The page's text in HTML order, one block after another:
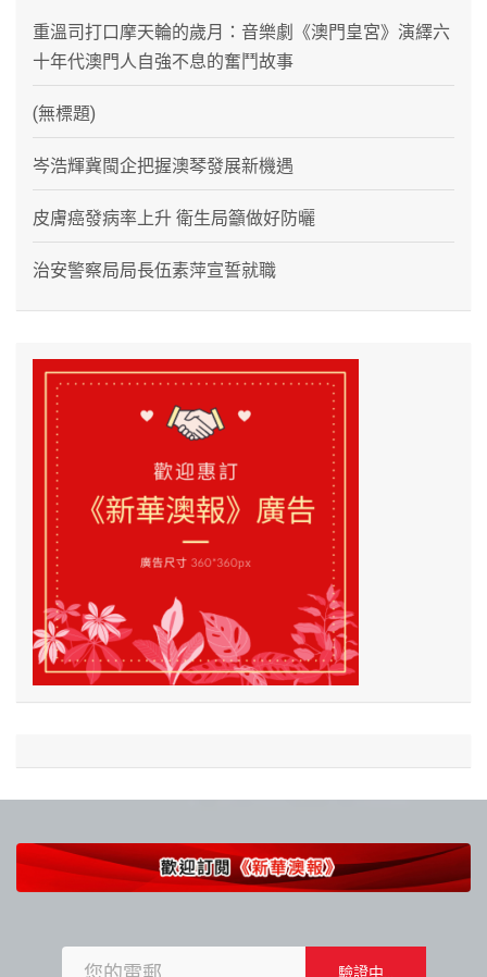
重溫司打口摩天輪的歲月：音樂劇《澳門皇宮》演繹六
十年代澳門人自強不息的奮鬥故事
(無標題)
岑浩輝冀閩企把握澳琴發展新機遇
皮膚癌發病率上升 衛生局籲做好防曬
治安警察局局長伍素萍宣誓就職